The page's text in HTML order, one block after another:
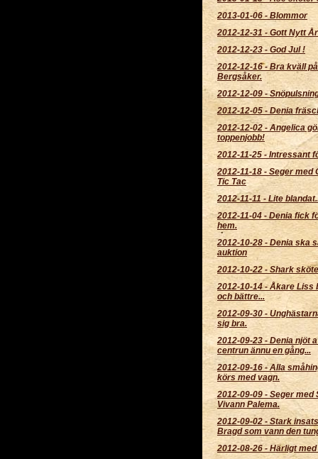
2013-01-06 - Blommor
2012-12-31 - Gott Nytt
2012-12-23-God Jul !
2012-12-16-Bra kväll på
Bergsåker.
2012-12-09 -
2012-12-05 - Denia
2012-12-02-Angelica
toppenjobb!
2012-11-25 -Intressant
2012-11-18 - Seger med
Tic Tac
2012-11-11 - Lite
2012-11-04- Denia fick
hem.
2012-10-28 - Denia ska
auktion
2012-10-22 - Shark
2012-10-14-Åkare Liss
och bättre...
2012-09-30-
sig bra.
2012-09-23-Denia njöt
centrun ännu en gång...
2012-09-16-Alla
körs med vagn.
2012-09-09 - Seger med
Vivann Palema.
2012-09-02 -Stark
Bragd som vann den
2012-08-26- Härligt